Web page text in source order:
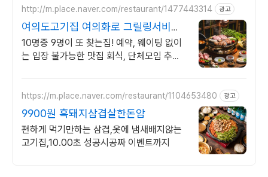
http://m.place.naver.com/restaurant/1477443314 광고
여의도고기집 여의화로 그릴링서비스,
대나무숲 힐링
10명중 9명이 또 찾는집! 예약, 웨이팅 없이
는 입장 불가능한 맛집 회식, 단체모임 추천!!
https://m.place.naver.com/restaurant/1104653480 광고
9900원 흑돼지삼겹살한돈암
편하게 먹기만하는 삼겹,옷에 냄새배지않는
고기집,10.00초 성공시공짜 이벤트까지